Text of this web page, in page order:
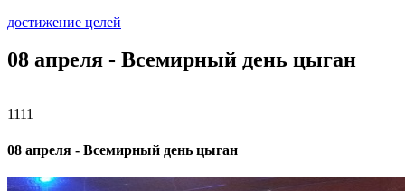
достижение целей
08 апреля - Всемирный день цыган
1111
08 апреля - Всемирный день цыган